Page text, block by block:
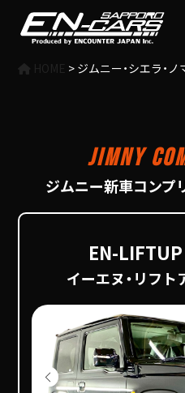
HOME > ジムニー・シエラ・ノ
Jimny
ジムニー新車コン
EN-
イーエヌ・リフ